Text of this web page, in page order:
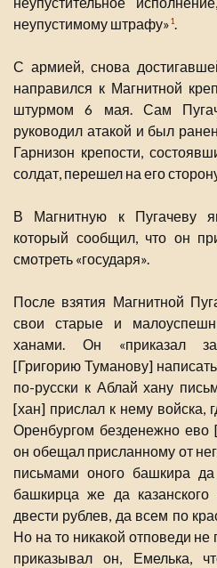
неупустимому штрафу»1.
С армией, снова
направился к Магнитной
штурмом 6 мая. Сам
руководил атакой и был
Гарнизон крепости,
солдат, перешел на его
В Магнитную к Пугачеву
который сообщил, что он
смотреть «государя».
После взятия Магнитной
свои старые и
ханами. Он «приказал
[Григорию Туманову]
по-русски к Аблай хану
[хан] прислал к нему войска,
Оренбургом безденежно ево
он обещал присланному от
письмами оного башкира
башкирца же да
двести рублев, да всем по
Но на то никакой отповеди
приказывал он, Емелька,